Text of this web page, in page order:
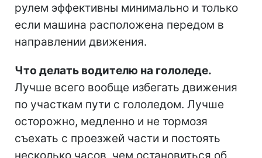
рулем эффективны минимально и только
если машина расположена передом в
направлении движения.
Что делать водителю на гололеде.
Лучше всего вообще избегать движения
по участкам пути с гололедом. Лучше
осторожно, медленно и не тормозя
съехать с проезжей части и постоять
несколько часов, чем остановиться об